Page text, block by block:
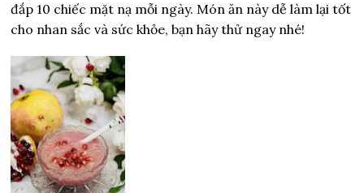
đắp 10 chiếc mặt nạ mỗi ngày. Món ăn này dễ làm lại tốt
cho nhan sắc và sức khỏe, bạn hãy thử ngay nhé!